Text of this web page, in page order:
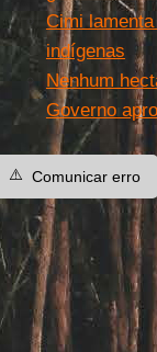
Cimi
indígenas
Nenhum
Governo
⚠️ Comunicar erro